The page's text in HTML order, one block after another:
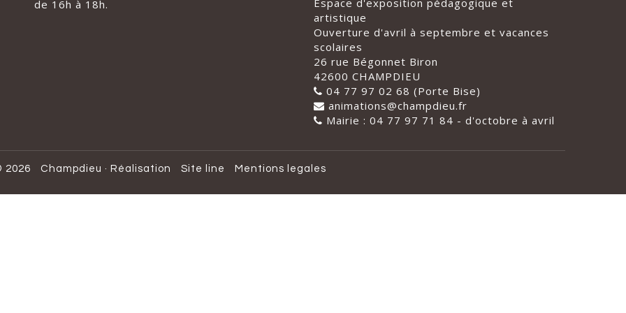
de 16h à 18h.
Espace d'exposition pédagogique et
artistique
Ouverture d'avril à septembre et vacances
scolaires
26 rue Bégonnet Biron
42600 CHAMPDIEU
04 77 97 02 68 (Porte Bise)
animations@champdieu.fr
Mairie : 04 77 97 71 84 - d'octobre à avril
2026 Champdieu · Réalisation Site line Mentions legales